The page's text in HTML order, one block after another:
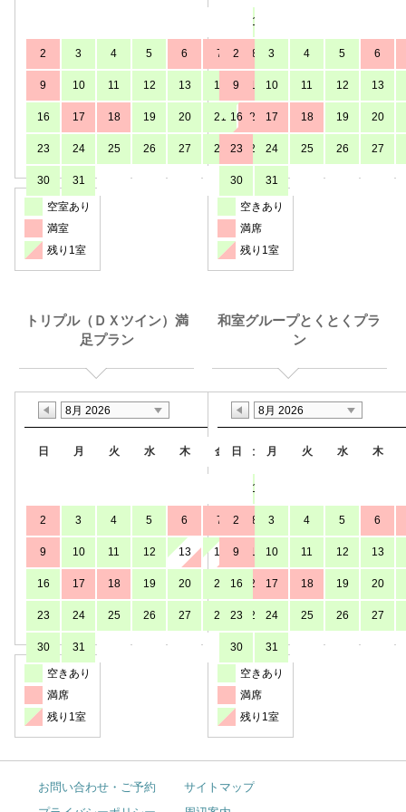
1
2 3 4 5 6 7 8
9 10 11 12 13 14 15
16 17 18 19 20 21 22
23 24 25 26 27 28 29
30 31
空室あり
満室
残り1室
2 3 4 5 6
9 10 11 12 13
16 17 18 19 20
23 24 25 26 27
30 31
空きあり
満席
残り1室
トリプル（ＤＸツイン）満
足プラン
8月 2026
日 月 火 水 木 金 土
1
2 3 4 5 6 7 8
9 10 11 12 13 14 15
16 17 18 19 20 21 22
23 24 25 26 27 28 29
30 31
空きあり
満席
残り1室
和室グループとくとくプラ
ン
8月 2026
日 月 火 水 木
2 3 4 5 6
9 10 11 12 13
16 17 18 19 20
23 24 25 26 27
30 31
空きあり
満席
残り1室
お問い合わせ・ご予約
サイトマップ